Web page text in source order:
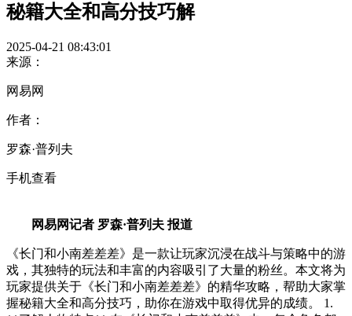
秘籍大全和高分技巧解
2025-04-21 08:43:01
来源：
网易网
作者：
罗森·普列夫
手机查看
网易网记者 罗森·普列夫 报道
《长门和小南差差差》是一款让玩家沉浸在战斗与策略中的游
戏，其独特的玩法和丰富的内容吸引了大量的粉丝。本文将为
玩家提供关于《长门和小南差差差》的精华攻略，帮助大家掌
握秘籍大全和高分技巧，助你在游戏中取得优异的成绩。 1.